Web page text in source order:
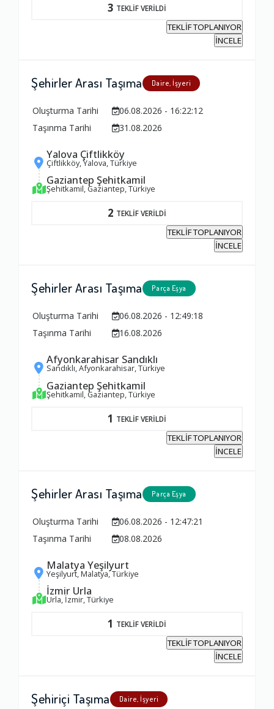
3 TEKLİF VERİLDİ
TEKLİF TOPLANIYOR
İNCELE
Şehirler Arası Taşıma Daire, İşyeri
Oluşturma Tarihi
06.08.2026 - 16:22:12
Taşınma Tarihi
31.08.2026
Yalova Çiftlikköy
Çiftlikköy, Yalova, Türkiye
Gaziantep Şehitkamil
Şehitkamil, Gaziantep, Türkiye
2 TEKLİF VERİLDİ
TEKLİF TOPLANIYOR
İNCELE
Şehirler Arası Taşıma Parça Eşya
Oluşturma Tarihi
06.08.2026 - 12:49:18
Taşınma Tarihi
16.08.2026
Afyonkarahisar Sandıklı
Sandıklı, Afyonkarahisar, Türkiye
Gaziantep Şehitkamil
Şehitkamil, Gaziantep, Türkiye
1 TEKLİF VERİLDİ
TEKLİF TOPLANIYOR
İNCELE
Şehirler Arası Taşıma Parça Eşya
Oluşturma Tarihi
06.08.2026 - 12:47:21
Taşınma Tarihi
08.08.2026
Malatya Yeşilyurt
Yeşilyurt, Malatya, Türkiye
İzmir Urla
Urla, İzmir, Türkiye
1 TEKLİF VERİLDİ
TEKLİF TOPLANIYOR
İNCELE
Şehiriçi Taşıma Daire, İşyeri
Ambalajlama Hizmeti
Firma ile İletişim
Firma Çalışanları